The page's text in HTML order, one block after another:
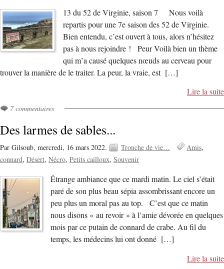
13 du 52 de Virginie, saison 7 Nous voilà
repartis pour une 7e saison des 52 de Virginie.
Bien entendu, c’est ouvert à tous, alors n’hésitez
pas à nous rejoindre ! Peur Voilà bien un thème
qui m’a causé quelques nœuds au cerveau pour
trouver la manière de le traiter. La peur, la vraie, est […]
Lire la suite
7 commentaires
Des larmes de sables...
Par Gilsoub, mercredi, 16 mars 2022. Tronche de vie…
Amis
connard Désert Nécro Petits cailloux Souvenir
Étrange ambiance que ce mardi matin. Le ciel s’était
paré de son plus beau sépia assombrissant encore un
peu plus un moral pas au top. C’est que ce matin
nous disons « au revoir » à l’amie dévorée en quelques
mois par ce putain de connard de crabe. Au fil du
temps, les médecins lui ont donné […]
Lire la suite